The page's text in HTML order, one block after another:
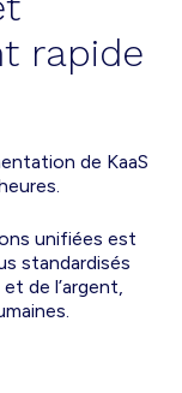
rapide
de KaaS
unifiées est
standardisés
de l’argent,